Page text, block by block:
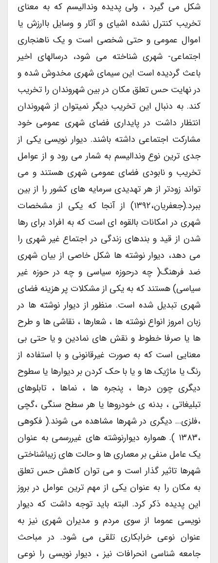
شکل می گیرد ، ولی پدیده وندالیسم که به معنای
تخریب کنترل نشده اشیای و آثار و وسایل باارزش یا
اموال عمومی و حتی شخصی است و یک ناهنجاری
اجتماعی- شهری شناخته می شود، درسالهای اخیر
باعث گردیده است این سیمای شهری مخدوش شده و
در نهایت حس تعلق مکان در بین شهروندان را تخریب
کند. به دنبال این تخریب دیگر نمیتوان از شهروندان
انتظار داشت در پایداری فضای شهری عمومی خود
مشارکت اجتماعی داشته باشند. دیوار نویسی یکی از
جدی ترین نوع وندالیسم به شمار می رود و از عوامل
تخریب و نابودی فضای عمومی شهری هستند و می
تواند زودتر از هر تهدیدی سرمایه های کشور را از بین
ببرد.(جعفریان،۱۳۹۲) از آنجا که یکی از مشخصات
شهری در امکانات بالقوه ای است که به افراد برای رها
شدن از قید و بندهای زندگی در اجتماع غیر شهری را
می دهد، دیوار نوشته ها شکل خاصی از بیان شهری
ضد فرهنگ( چه درحوزه سیاسی و چه در حوزه غیر
سیاسی) هستند که به یکی از مشکلات پر هزینه فضای
شهری تبدیل شده است. منظور از دیوار نوشته ها در
زبان امروز انواع نوشته ها ، شعارها ، نقاشی ها و طرح
ها یا صرفا خطوط و نقش های نمادین و یا حتی بی
معنایی است که به صورت غیرقانونی و با استفاده از
رنگ یا ماژیک ها و یا با حک کردن بر دیوارها یا سطوح
دیگری چون درها ، پنجره ها ، نماها ، تابلوهای
تبلیغاتی ، بدنه ی خودروها یا هر سطح سنگی ،گچی
،فلزی… دیگری در شهرها مشاهده می شوند.( فکوهی
،۱۳۸۳ ). همواره دیوارنوشته های غیررسمی به عنوان
یک عامل منفی بر معماری ها و حالت های زیباشناختی
شهرها تاثیر گذار است و می توان کاهش حس تعلق
به مکان را به عنوان یکی از مهم ترین عوامل در بروز
این پدیده ذکر کرد. البته باید توجه داشت که دیوار
نویسی عموما از سوی مردم و مدیران شهری نیز به
عنوان نوعی خرابکاری تلقی می شود. در مباحث
جامعه شناسی انحرافات نیز ، دیوار نویسی را نوعی